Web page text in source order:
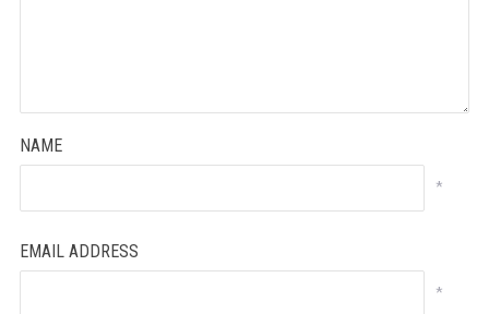
NAME
*
EMAIL ADDRESS
*